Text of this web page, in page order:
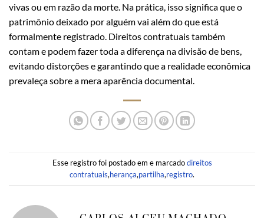
vivas ou em razão da morte. Na prática, isso significa que o
patrimônio deixado por alguém vai além do que está
formalmente registrado. Direitos contratuais também
contam e podem fazer toda a diferença na divisão de bens,
evitando distorções e garantindo que a realidade econômica
prevaleça sobre a mera aparência documental.
Esse registro foi postado em e marcadodireitos
contratuais,herança,partilha,registro.